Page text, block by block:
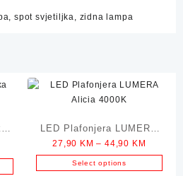
,spot svjetiljka zidna lampa
LED Plafonjera LUMERA
Alicia 4000K
27,90 KM – 44,90 KM
range:
27,90
Select options